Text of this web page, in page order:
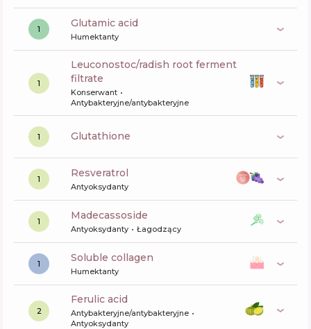
1 glutamic acid
Humektanty
1
leuconostoc/radish root ferment
filtrate
Konserwant
Antybakteryjne/antybakteryjne
1 glutathione
1 resveratrol
Antyoksydanty
1 madecassoside
Antyoksydanty Łagodzący
1 soluble collagen
Humektanty
2
ferulic acid
Antybakteryjne/antybakteryjne
Antyoksydanty